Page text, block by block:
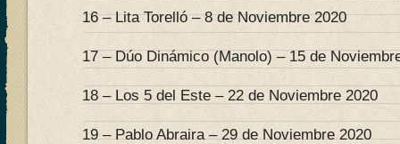
16 – Lita Torelló – 8 de Noviembre 2020
17 – Dúo Dinámico (Manolo) – 15 de
18 – Los 5 del Este – 22 de Noviembre 2020
19 – Pablo Abraira – 29 de Noviembre 2020